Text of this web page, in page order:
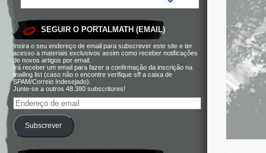
SEGUIR O PORTALMATH (EMAIL)
Insira o seu endereço de email para subscrever este site e ter
acesso a materiais exclusivos assim como receber notificações
de novos artigos por email.
Irá receber um email para fazer a confirmação da inscrição na
mailing list (caso não o encontre verifique sff a caixa de
SPAM/Correio Indesejado).
Junte-se a outros 48.380 subscritores!
Subscrever